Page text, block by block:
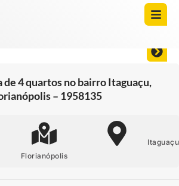
de 4 quartos no bairro Itaguaçu,
– 1958135
Florianópolis
Itaguaçu